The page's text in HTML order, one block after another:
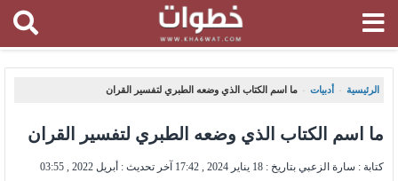
الرئيسية ، أدبيات ، ما اسم الكتاب الذي وضعه الطبري لتفسير القران
ما اسم الكتاب الذي وضعه الطبري لتفسير القران
كتابة : سارة الزعبي بتاريخ : 18 يناير 2024 , 17:42 آخر تحديث : أبريل 2022 , 03:55